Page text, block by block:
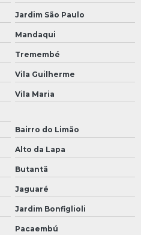
Jardim São Paulo
Mandaqui
Tremembé
Vila Guilherme
Vila Maria
Bairro do Limão
Alto da Lapa
Butantã
Jaguaré
Jardim Bonfiglioli
Pacaembú